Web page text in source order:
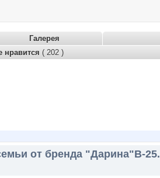
Галерея
нравится ( 202 )
от бренда "Дарина"В-25.